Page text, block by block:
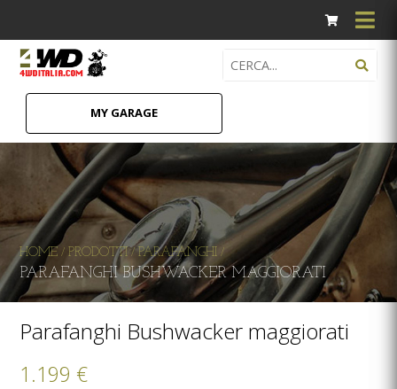
MY GARAGE
HOME /PRODOTTI /PARAFANGHI /
PARAFANGHI BUSHWACKER MAGGIORATI
Parafanghi Bushwacker maggiorati
1.199 €